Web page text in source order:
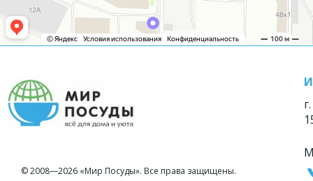
© 2008—2026 «Мир Посуды». Все права защищены.